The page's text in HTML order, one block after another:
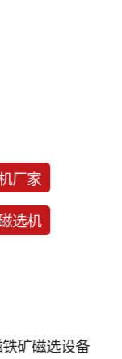
厂家
选机
铁矿磁选设备